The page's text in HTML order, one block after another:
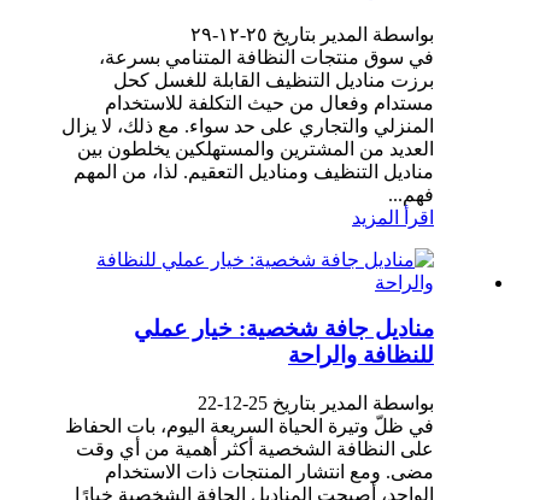
بواسطة المدير بتاريخ ٢٥-١٢-٢٩
في سوق منتجات النظافة المتنامي بسرعة،
برزت مناديل التنظيف القابلة للغسل كحل
مستدام وفعال من حيث التكلفة للاستخدام
المنزلي والتجاري على حد سواء. مع ذلك، لا يزال
العديد من المشترين والمستهلكين يخلطون بين
مناديل التنظيف ومناديل التعقيم. لذا، من المهم
فهم...
اقرأ المزيد
مناديل جافة شخصية: خيار عملي
للنظافة والراحة
بواسطة المدير بتاريخ 25-12-22
في ظلّ وتيرة الحياة السريعة اليوم، بات الحفاظ
على النظافة الشخصية أكثر أهمية من أي وقت
مضى. ومع انتشار المنتجات ذات الاستخدام
الواحد، أصبحت المناديل الجافة الشخصية خيارًا